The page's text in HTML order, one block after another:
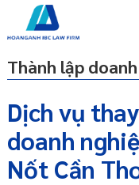
Thành lập
Dịch vụ
doanh
Nốt Cần
phí qua zalo
sư trực tuyến online